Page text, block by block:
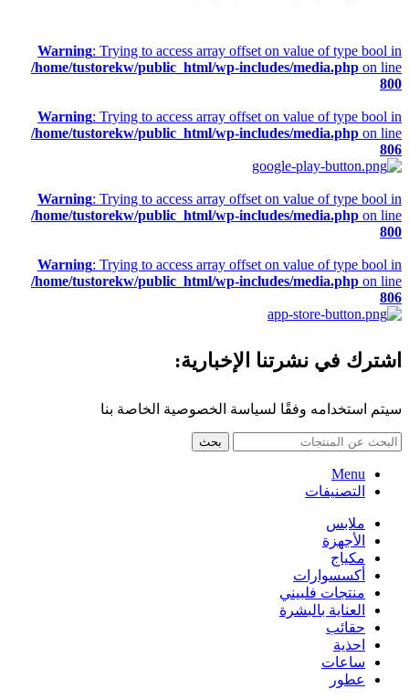
Warning: Trying to access array offset on value of type bool in
/home/tustorekw/public_html/wp-includes/media.php on line
800
Warning: Trying to access array offset on value of type bool in
/home/tustorekw/public_html/wp-includes/media.php on line
806
Warning: Trying to access array offset on value of type bool in
/home/tustorekw/public_html/wp-includes/media.php on line
800
Warning: Trying to access array offset on value of type bool in
/home/tustorekw/public_html/wp-includes/media.php on line
806
اشترك في نشرتنا الإخبارية:
سيتم استخدامه وفقًا لسياسة الخصوصية الخاصة بنا
بحث
Menu
التصنيفات
ملابس
الأجهزة
مكياج
أكسسوارات
منتجات فلبيني
العناية بالبشرة
حقائب
احذية
ساعات
عطور